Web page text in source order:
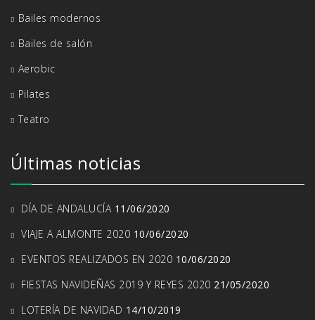
Bailes modernos
Bailes de salón
Aerobic
Pilates
Teatro
Últimas noticias
DÍA DE ANDALUCÍA 11/06/2020
VIAJE A ALMONTE 2020 10/06/2020
EVENTOS REALIZADOS EN 2020 10/06/2020
FIESTAS NAVIDEÑAS 2019 Y REYES 2020 21/05/2020
LOTERÍA DE NAVIDAD 14/10/2019